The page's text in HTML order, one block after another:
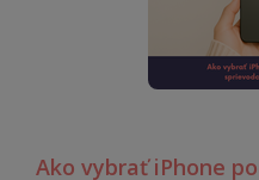
Ako vybrať iPhone